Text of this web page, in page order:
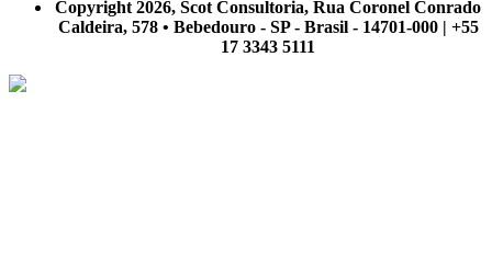
Copyright 2026, Scot Consultoria, Rua Coronel Conrado
Caldeira, 578 • Bebedouro - SP - Brasil - 14701-000 | +55
17 3343 5111